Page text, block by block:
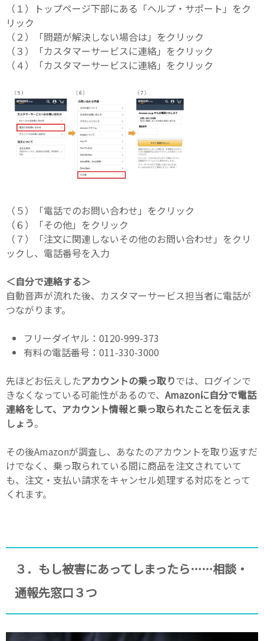
（１）トップページ下部にある「ヘルプ・サポート」をク
リック
（２）「問題が解決しない場合は」をクリック
（３）「カスタマーサービスに連絡」をクリック
（４）「カスタマーサービスに連絡」をクリック
（５）「電話でのお問い合わせ」をクリック
（６）「その他」をクリック
（７）「注文に関連しないその他のお問い合わせ」をクリ
ックし、電話番号を入力
＜自分で連絡する＞
自動音声が流れた後、カスタマーサービス担当者に電話が
つながります。
フリーダイヤル：0120-999-373
有料の電話番号：011-330-3000
先ほどお伝えしたアカウントの乗っ取りでは、ログインで
きなくなっている可能性があるので、 Amazonに自分で電話
連絡をして、アカウント情報と乗っ取られたことを伝えま
しょう。
その後Amazonが調査し、あなたのアカウントを取り返すだ
けでなく、乗っ取られている間に商品を注文されていて
も、注文・支払い請求をキャンセル処理する対応をとって
くれます。
３．もし被害にあってしまったら……相談・
通報先窓口３つ